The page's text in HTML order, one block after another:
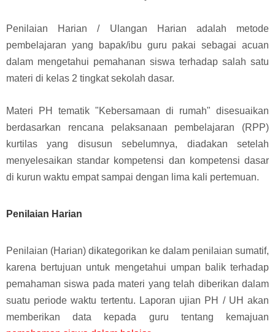
Penilaian Harian / Ulangan Harian adalah metode
pembelajaran yang bapak/ibu guru pakai sebagai acuan
dalam mengetahui pemahanan siswa terhadap salah satu
materi di kelas 2 tingkat sekolah dasar.
Materi PH tematik "Kebersamaan di rumah" disesuaikan
berdasarkan rencana pelaksanaan pembelajaran (RPP)
kurtilas yang disusun sebelumnya, diadakan setelah
menyelesaikan standar kompetensi dan kompetensi dasar
di kurun waktu empat sampai dengan lima kali pertemuan.
Penilaian Harian
Penilaian (Harian) dikategorikan ke dalam penilaian sumatif,
karena bertujuan untuk mengetahui umpan balik terhadap
pemahaman siswa pada materi yang telah diberikan dalam
suatu periode waktu tertentu. Laporan ujian PH / UH akan
memberikan data kepada guru tentang kemajuan